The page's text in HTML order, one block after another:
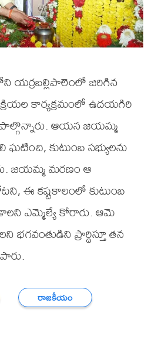
యర్రబల్లిపాలెంలో జరిగిన
కార్యక్రమంలో ఉదయగిరి
పాల్గొన్నారు. ఆయన జయమ్మ
ఘటించి, కుటుంబ సభ్యులను
జయమ్మ మరణం ఆ
ఈ కష్టకాలంలో కుటుంబ
ఎమ్మెల్యే కోరారు. ఆమె
భగవంతుడిని ప్రార్థిస్తూ తన
రాజకీయం